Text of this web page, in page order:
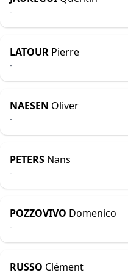
-
LATOUR Pierre
-
NAESEN Oliver
-
PETERS Nans
-
POZZOVIVO Domenico
-
RUSSO Clément